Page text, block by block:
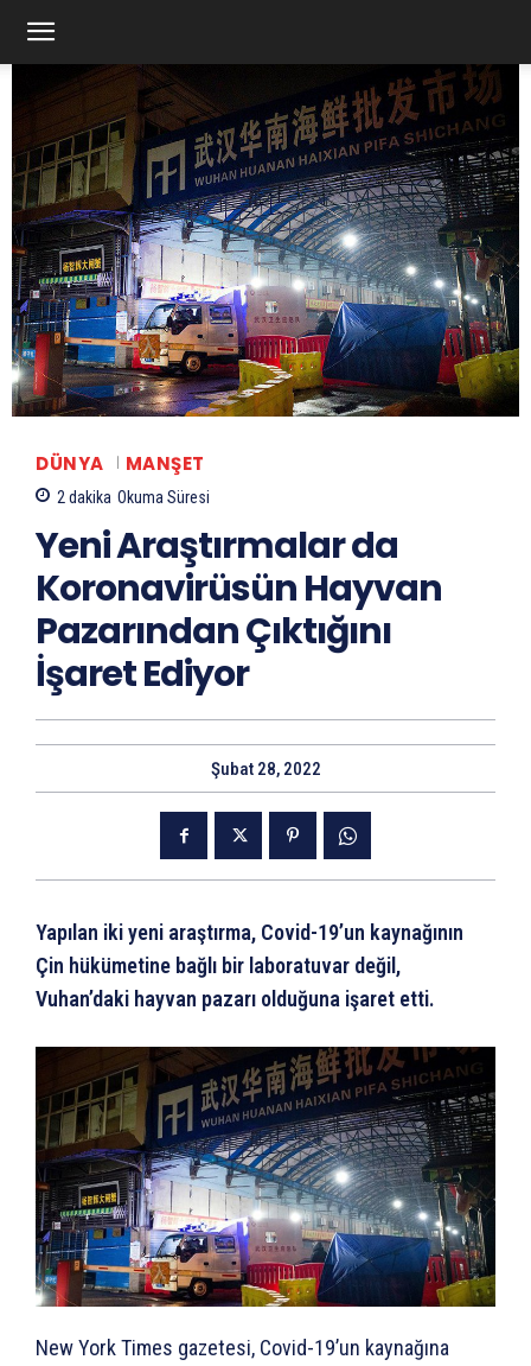
DÜNYA MANŞET
2 dakika Okuma Süresi
Yeni Araştırmalar da
Koronavirüsün Hayvan
Pazarından Çıktığını
İşaret Ediyor
Şubat 28, 2022
Yapılan iki yeni araştırma, Covid-19’un kaynağının
Çin hükümetine bağlı bir laboratuvar değil,
Vuhan’daki hayvan pazarı olduğuna işaret etti.
New York Times gazetesi, Covid-19’un kaynağına